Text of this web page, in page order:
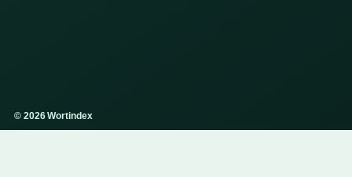
© 2026 Wortindex